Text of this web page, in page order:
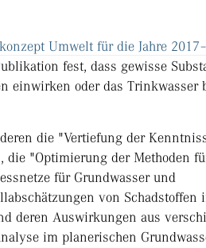
Umwelt für die Jahre
fest, dass gewisse
einwirken oder das Trinkwasser
die "Vertiefung der
die "Optimierung der Methoden
für Grundwasser und
von Schadstoffen
deren Auswirkungen aus
im planerischen